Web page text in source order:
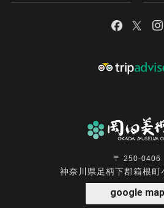
〒 250-0406
神奈川県足柄下郡箱根町
google map